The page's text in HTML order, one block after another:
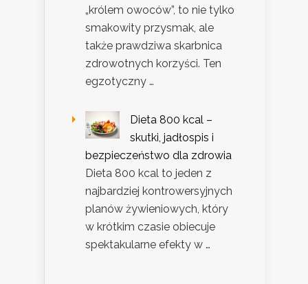
„królem owoców”, to nie tylko
smakowity przysmak, ale
także prawdziwa skarbnica
zdrowotnych korzyści. Ten
egzotyczny …
Dieta 800 kcal –
skutki, jadłospis i
bezpieczeństwo dla zdrowia
Dieta 800 kcal to jeden z
najbardziej kontrowersyjnych
planów żywieniowych, który
w krótkim czasie obiecuje
spektakularne efekty w …